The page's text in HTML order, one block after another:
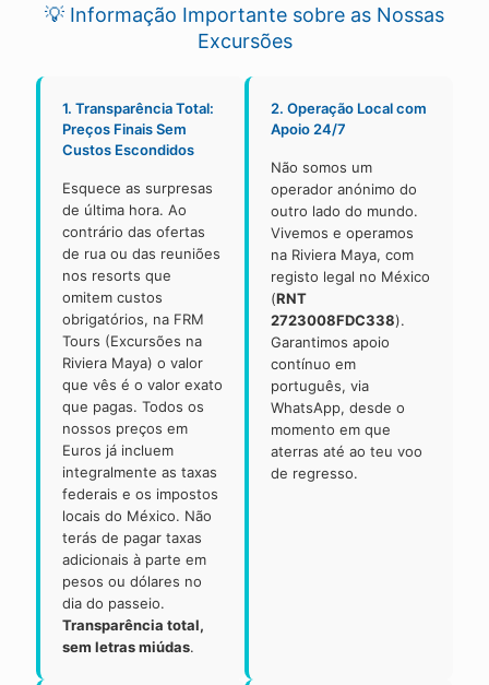
💡 Informação Importante sobre as Nossas
Excursões
1. Transparência Total:
Preços Finais Sem
Custos Escondidos
Esquece as surpresas
de última hora. Ao
contrário das ofertas
de rua ou das reuniões
nos resorts que
omitem custos
obrigatórios, na FRM
Tours (Excursões na
Riviera Maya) o valor
que vês é o valor exato
que pagas. Todos os
nossos preços em
Euros já incluem
integralmente as taxas
federais e os impostos
locais do México. Não
terás de pagar taxas
adicionais à parte em
pesos ou dólares no
dia do passeio.
Transparência total,
sem letras miúdas.
2. Operação Local com
Apoio 24/7
Não somos um
operador anónimo do
outro lado do mundo.
Vivemos e operamos
na Riviera Maya, com
registo legal no México
(RNT
2723008FDC338).
Garantimos apoio
contínuo em
português, via
WhatsApp, desde o
momento em que
aterras até ao teu voo
de regresso.